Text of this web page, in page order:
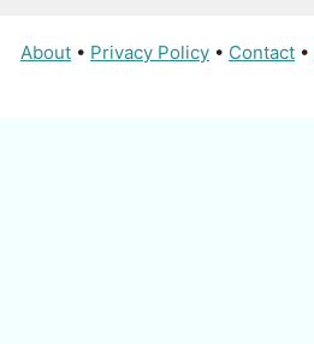
About • Privacy Policy • Contact •